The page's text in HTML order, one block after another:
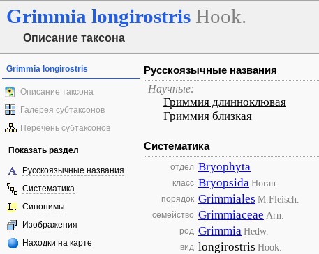
Grimmia longirostris Hook.
Описание таксона
Grimmia longirostris
Описание таксона
Галерея субтаксонов
Перечень субтаксонов
Показать раздел
Русскоязычные названия
Систематика
Синонимы
Изображения
Находки на карте
Русскоязычные названия
Научные:
Гриммия длинноклювая
Гриммия близкая
Систематика
отдел Bryophyta
класс BryopsidaHoran.
порядок Grimmiales M.Fleisch.
семейство Grimmiaceae Arn.
род GrimmiaHedw.
вид longirostris Hook.